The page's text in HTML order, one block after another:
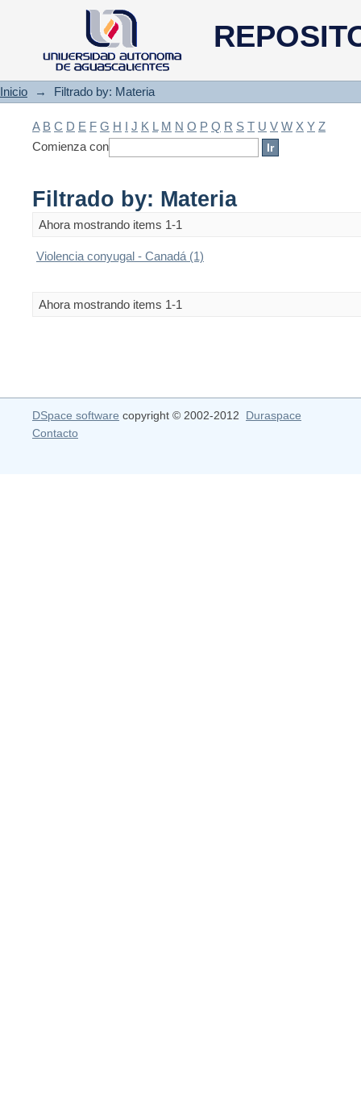
Filtrado by: Materia
Inicio → Filtrado by: Materia
A B C D E F G H I J K L M N O P Q R S T U V W X Y Z
Comienza con
Filtrado by: Materia
Ahora mostrando items 1-1
Violencia conyugal - Canadá (1)
Ahora mostrando items 1-1
DSpace software copyright © 2002-2012 Duraspace
Contacto